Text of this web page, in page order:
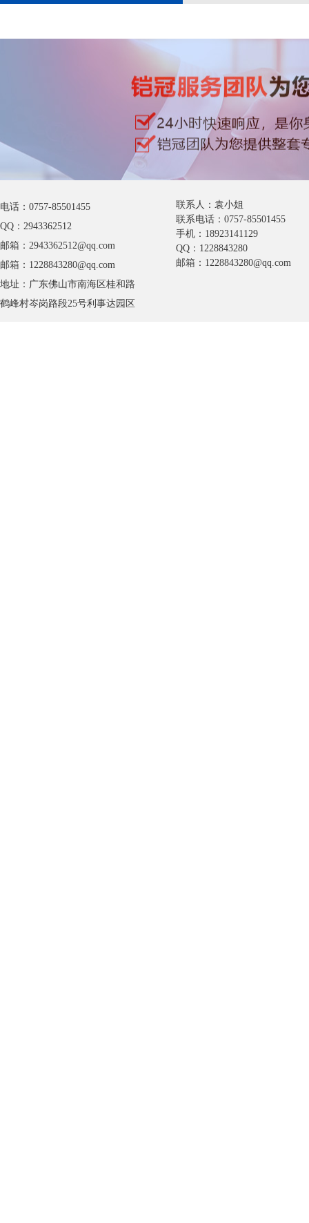
电话：0757-85501455
QQ：2943362512
邮箱：2943362512@qq.com
邮箱：1228843280@qq.com
地址：广东佛山市南海区桂和路
鹤峰村岑岗路段25号利事达园区
联系人：袁小姐
联系电话：0757-85501455
手机：18923141129
QQ：1228843280
邮箱：1228843280@qq.com